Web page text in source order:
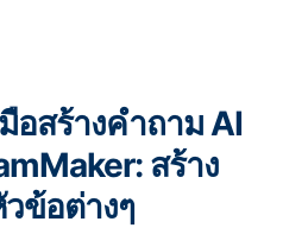
อสร้างคำถาม AI
สร้าง
ข้อต่างๆ